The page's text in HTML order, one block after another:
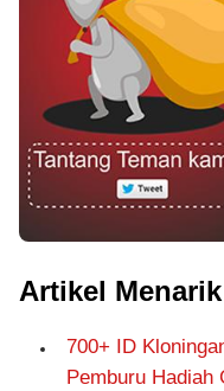
Artikel
700+ ID
Pemburu Hadiah